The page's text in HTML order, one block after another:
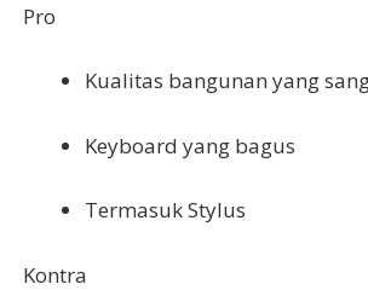
Pro
Kualitas bangunan yang
Keyboard yang bagus
Termasuk Stylus
Kontra